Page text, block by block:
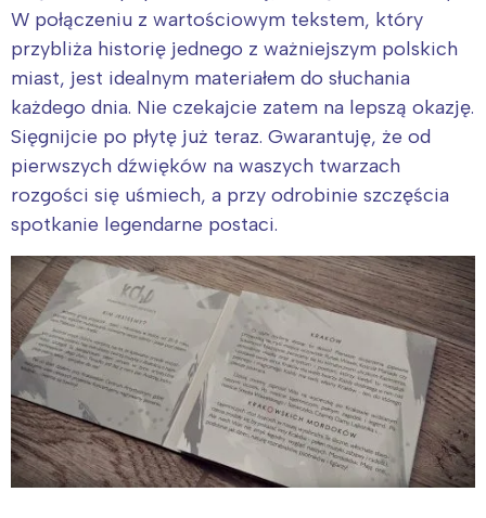
W połączeniu z wartościowym tekstem, który
przybliża historię jednego z ważniejszym polskich
miast, jest idealnym materiałem do słuchania
każdego dnia. Nie czekajcie zatem na lepszą okazję.
Sięgnijcie po płytę już teraz. Gwarantuję, że od
pierwszych dźwięków na waszych twarzach
rozgości się uśmiech, a przy odrobinie szczęścia
spotkanie legendarne postaci.